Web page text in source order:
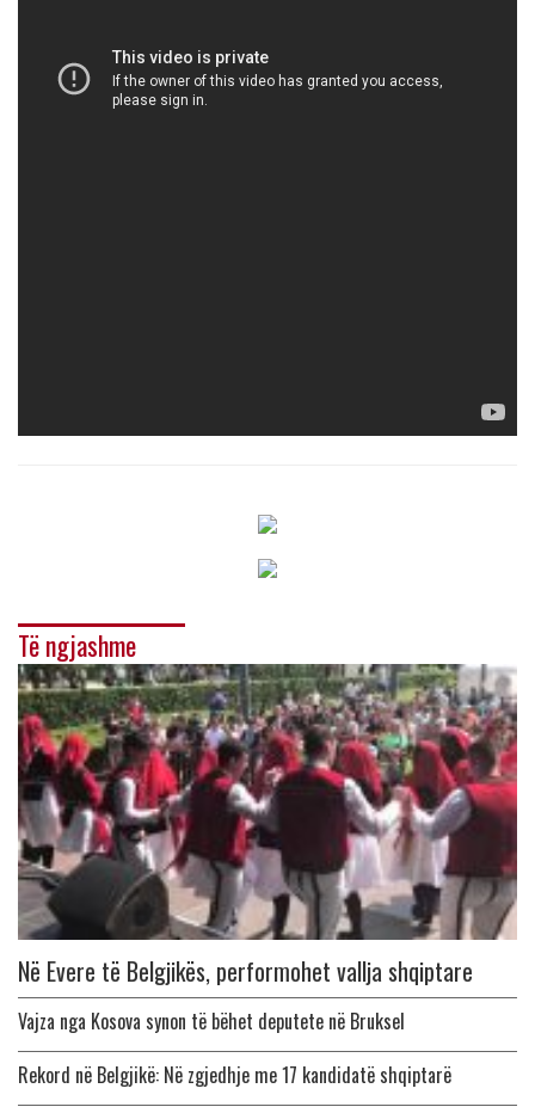
Të ngjashme
Në Evere të Belgjikës, performohet vallja shqiptare
Vajza nga Kosova synon të bëhet deputete në Bruksel
Rekord në Belgjikë: Në zgjedhje me 17 kandidatë shqiptarë